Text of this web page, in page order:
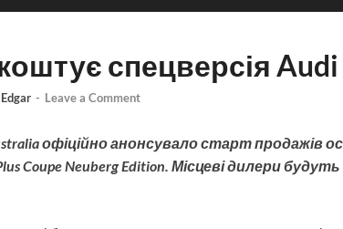
спецверсія Audi
Edgar - Leave a Comment
офіційно анонсувало старт продажів
Coupe Neuberg Edition. Місцеві дилери